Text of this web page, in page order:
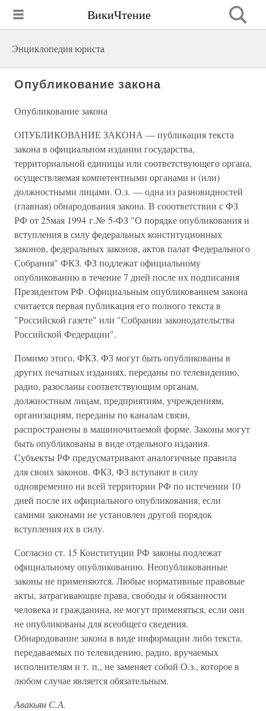
ВикиЧтение
Энциклопедия юриста
Опубликование закона
Опубликование закона
ОПУБЛИКОВАНИЕ ЗАКОНА — публикация текста
закона в официальном издании государства,
территориальной единицы или соответствующего органа,
осуществляемая компетентными органами и (или)
должностными лицами. О.з. — одна из разновидностей
(главная) обнародования закона. В сооответствии с ФЗ
РФ от 25мая 1994 г.№ 5-ФЗ "О порядке опубликования и
вступления в силу федеральных конституционных
законов, федеральных законов, актов палат Федерального
Собрания" ФКЗ. ФЗ подлежат официальному
опубликованию в течение 7 дней после их подписания
Президентом РФ. Официальным опубликованием закона
считается первая публикация его полного текста в
"Российской газете" или "Собрании законодательства
Российской Федерации".
Помимо этого, ФКЗ. ФЗ могут быть опубликованы в
других печатных изданиях, переданы по телевидению,
радио, разосланы соответствующим органам,
должностным лицам, предприятиям, учреждениям,
организациям, переданы по каналам связи,
распространены в машиночитаемой форме. Законы могут
быть опубликованы в виде отдельного издания.
Субъекты РФ предусматривают аналогичные правила
для своих законов. ФКЗ, ФЗ вступают в силу
одновременно на всей территории РФ по истечении 10
дней после их официального опубликования, если
самими законами не установлен другой порядок
вступления их в силу.
Согласно ст. 15 Конституции РФ законы подлежат
официальному опубликованию. Неопубликованные
законы не применяются. Любые нормативные правовые
акты, затрагивающие права, свободы и обязанности
человека и гражданина, не могут применяться, если они
не опубликованы для всеобщего сведения.
Обнародование закона в виде информации либо текста,
передаваемых по телевидению, радио, вручаемых
исполнителям и т. п., не заменяет собой О.з., которое в
любом случае является обязательным.
Авакьян С.А.